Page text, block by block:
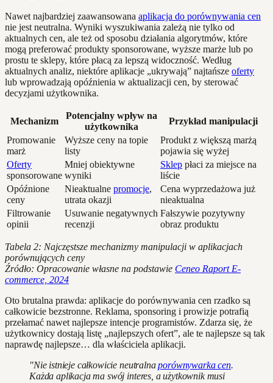
Nawet najbardziej zaawansowana aplikacja do porównywania cen
nie jest neutralna. Wyniki wyszukiwania zależą nie tylko od
aktualnych cen, ale też od sposobu działania algorytmów, które
mogą preferować produkty sponsorowane, wyższe marże lub po
prostu te sklepy, które płacą za lepszą widoczność. Według
aktualnych analiz, niektóre aplikacje „ukrywają” najtańsze oferty
lub wprowadzają opóźnienia w aktualizacji cen, by sterować
decyzjami użytkownika.
Mechanizm
Potencjalny wpływ na
użytkownika
Przykład manipulacji
Promowanie
marż
Wyższe ceny na topie
listy
Produkt z większą marżą
pojawia się wyżej
Oferty
sponsorowane
Mniej obiektywne
wyniki
Sklep płaci za miejsce na
liście
Opóźnione
ceny
Nieaktualne promocje,
utrata okazji
Cena wyprzedażowa już
nieaktualna
Filtrowanie
opinii
Usuwanie negatywnych
recenzji
Fałszywie pozytywny
obraz produktu
Tabela 2: Najczęstsze mechanizmy manipulacji w aplikacjach
porównujących ceny
Źródło: Opracowanie własne na podstawie Ceneo Raport E-
commerce, 2024
Oto brutalna prawda: aplikacje do porównywania cen rzadko są
całkowicie bezstronne. Reklama, sponsoring i prowizje potrafią
przełamać nawet najlepsze intencje programistów. Zdarza się, że
użytkownicy dostają listę „najlepszych ofert”, ale te najlepsze są tak
naprawdę najlepsze… dla właściciela aplikacji.
"Nie istnieje całkowicie neutralnaporównywarka cen.
Każda aplikacja ma swój interes, a użytkownik musi